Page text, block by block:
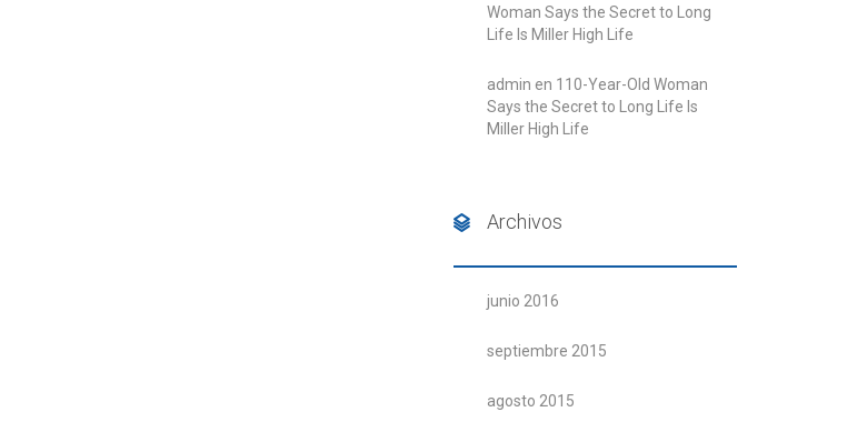
Woman Says the Secret to Long
Life Is Miller High Life
admin en 110-Year-Old Woman
Says the Secret to Long Life Is
Miller High Life
Archivos
junio 2016
septiembre 2015
agosto 2015